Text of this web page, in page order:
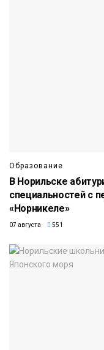
Образование
В Норильске
специальностей с
«Норникеле»
07 августа 551